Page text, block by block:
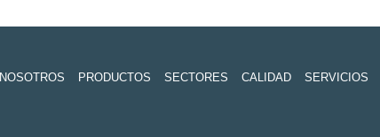
NOSOTROS PRODUCTOS SECTORES CALIDAD SERVICIOS